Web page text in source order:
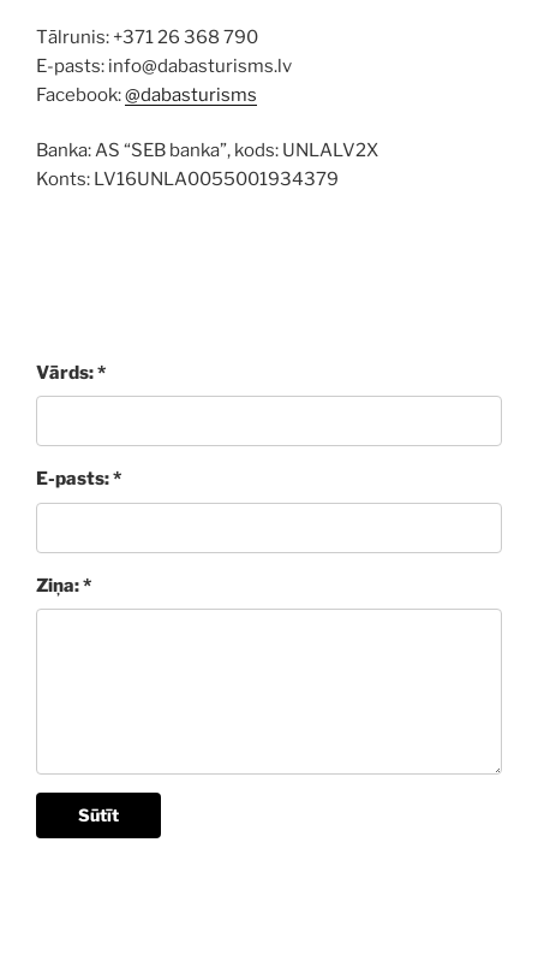
Tālrunis: +371 26 368 790
E-pasts: info@dabasturisms.lv
Facebook:@dabasturisms
Banka: AS “SEB banka”, kods: UNLALV2X
Konts: LV16UNLA0055001934379
Vārds: *
E-pasts: *
Ziņa: *
Sūtīt